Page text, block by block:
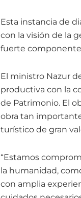
Esta instancia de
con la visión de la
fuerte componente
El ministro Nazur
productiva con la
de Patrimonio. El
obra tan
turístico de gran
“Estamos
la humanidad,
con amplia